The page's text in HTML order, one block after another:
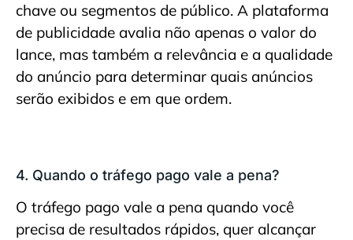
chave ou segmentos de público. A plataforma
de publicidade avalia não apenas o valor do
lance, mas também a relevância e a qualidade
do anúncio para determinar quais anúncios
serão exibidos e em que ordem.
4. Quando o tráfego pago vale a pena?
O tráfego pago vale a pena quando você
precisa de resultados rápidos, quer alcançar